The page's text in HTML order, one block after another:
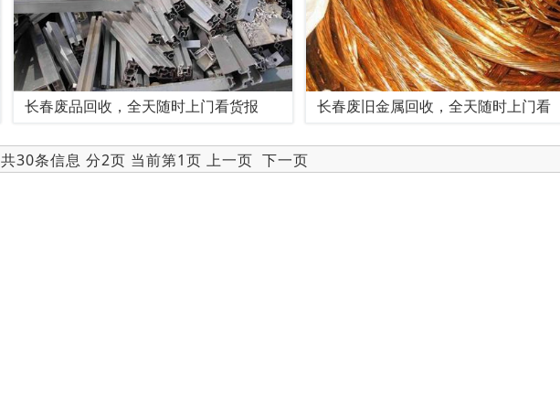
长春废品回收，全天随时上门看货报 长春废旧金属回收，全天随时上门看
共30条信息 分2页 当前第1页 上一页 下一页